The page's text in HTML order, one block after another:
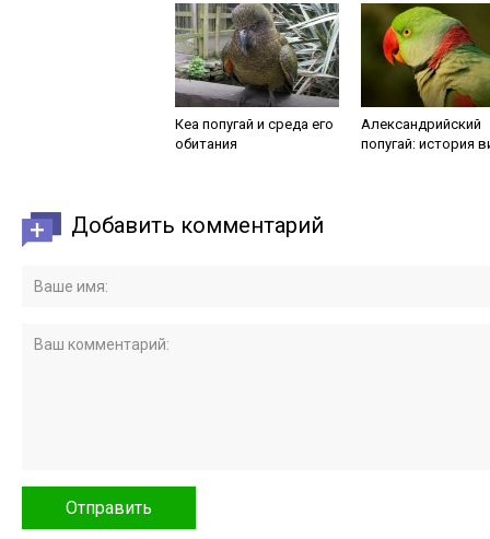
Кеа попугай и среда его
обитания
Александрийский
попугай: история
Добавить комментарий